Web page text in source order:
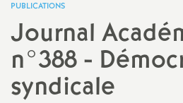
PUBLICATIONS
Journal
n°388 -
syndicale